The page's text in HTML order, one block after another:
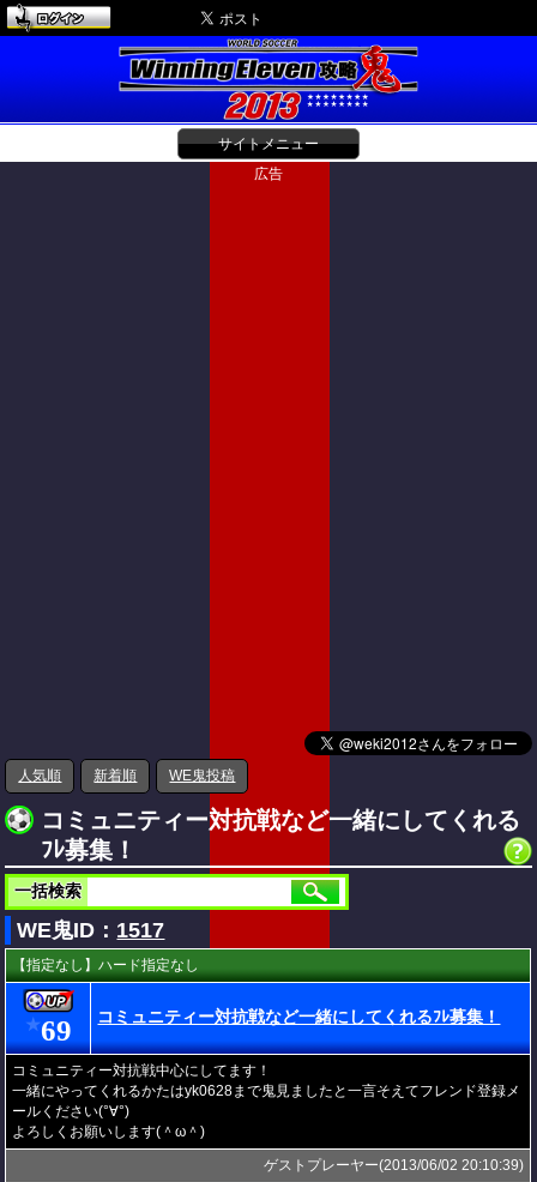
サイトメニュー
広告
人気順 新着順 WE鬼投稿
コミュニティー対抗戦など一緒にしてくれる
ﾌﾚ募集！
一括検索
WE鬼ID： 1517
【指定なし】ハード指定なし
★69 コミュニティー対抗戦など一緒にしてくれるﾌﾚ募集！
コミュニティー対抗戦中心にしてます！
一緒にやってくれるかたはyk0628まで鬼見ましたと一言そえてフレンド登録メ
ールください(°∀°)
よろしくお願いします(＾ω＾)
ゲストプレーヤー(2013/06/02 20:10:39)